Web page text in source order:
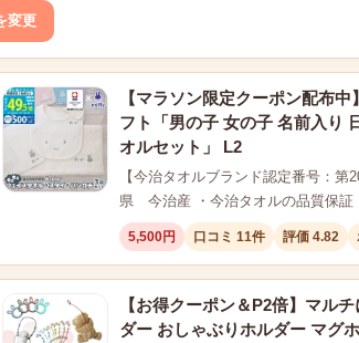
変更
【マラソン限定クーポン配布
フト「男の子 女の子 名前入り
オルセット」 L2
【今治タオルブランド認定番号：
県 今治産 ・今治タオルの品質保
5,500円 口コミ 11件 評価 4.82
【お得クーポン＆P2倍】マル
ダー おしゃぶりホルダー マグ